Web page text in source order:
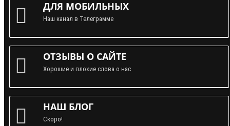
ДЛЯ МОБИЛЬНЫХ
Наш канал в Телеграмме
ОТЗЫВЫ О САЙТЕ
Хорошие и плохие слова о нас
НАШ БЛОГ
Скоро!